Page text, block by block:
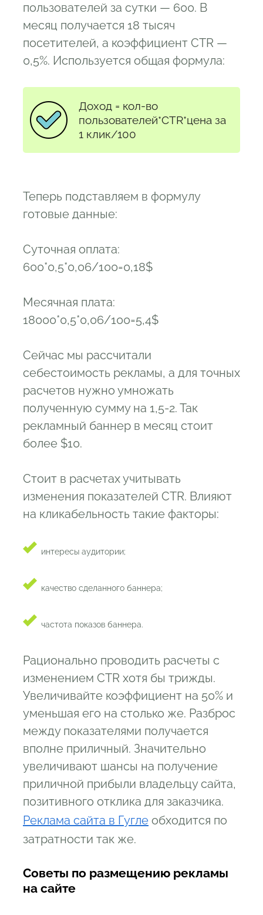
пользователей за сутки — 600. В
месяц получается 18 тысяч
посетителей, а коэффициент CTR —
0,5%. Используется общая формула:
Доход = кол-во
пользователей*CTR*цена за
1 клик/100
Теперь подставляем в формулу
готовые данные:
Суточная оплата:
600*0,5*0,06/100=0,18$
Месячная плата:
18000*0,5*0,06/100=5,4$
Сейчас мы рассчитали
себестоимость рекламы, а для точных
расчетов нужно умножать
полученную сумму на 1,5-2. Так
рекламный баннер в месяц стоит
более $10.
Стоит в расчетах учитывать
изменения показателей CTR. Влияют
на кликабельность такие факторы:
интересы аудитории;
качество сделанного баннера;
частота показов баннера.
Рационально проводить расчеты с
изменением CTR хотя бы трижды.
Увеличивайте коэффициент на 50% и
уменьшая его на столько же. Разброс
между показателями получается
вполне приличный. Значительно
увеличивают шансы на получение
приличной прибыли владельцу сайта,
позитивного отклика для заказчика.
Реклама сайта в Гугле обходится по
затратности так же.
Советы по размещению рекламы
на сайте